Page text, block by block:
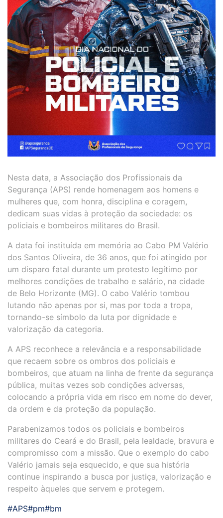
Nesta data, a Associação dos Profissionais da
Segurança (APS) rende homenagem aos homens e
mulheres que, com honra, disciplina e coragem,
dedicam suas vidas à proteção da sociedade: os
policiais e bombeiros militares do Brasil.
A data foi instituída em memória ao Cabo PM Valério
dos Santos Oliveira, de 36 anos, que foi atingido por
um disparo fatal durante um protesto legítimo por
melhores condições de trabalho e salário, na cidade
de Belo Horizonte (MG). O cabo Valério tombou
lutando não apenas por si, mas por toda a tropa,
tornando-se símbolo da luta por dignidade e
valorização da categoria.
A APS reconhece a relevância e a responsabilidade
que recaem sobre os ombros dos policiais e
bombeiros, que atuam na linha de frente da segurança
pública, muitas vezes sob condições adversas,
colocando a própria vida em risco em nome do dever,
da ordem e da proteção da população.
Parabenizamos todos os policiais e bombeiros
militares do Ceará e do Brasil, pela lealdade, bravura e
compromisso com a missão. Que o exemplo do cabo
Valério jamais seja esquecido, e que sua história
continue inspirando a busca por justiça, valorização e
respeito àqueles que servem e protegem.
#APS#pm#bm